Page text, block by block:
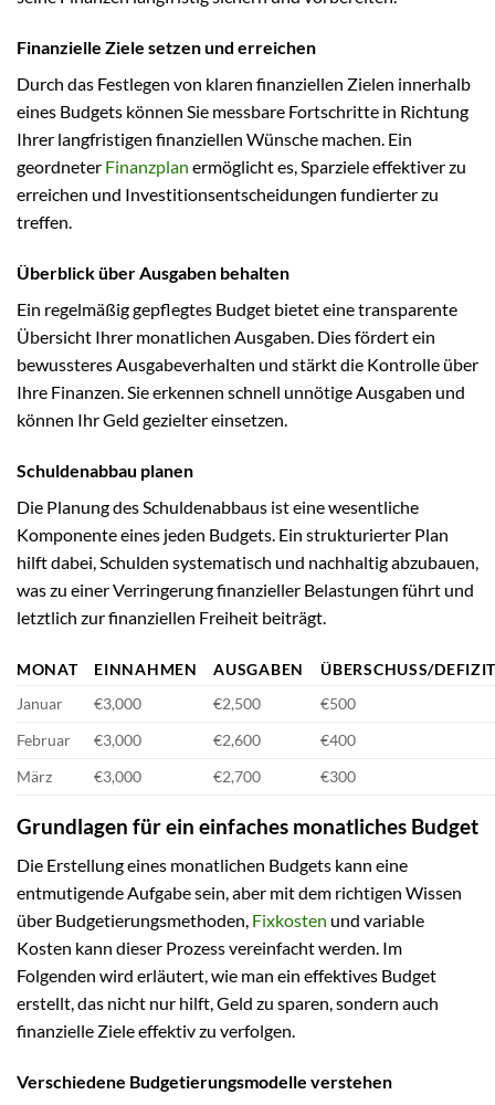
Finanzielle Ziele setzen und erreichen
Durch das Festlegen von klaren finanziellen Zielen innerhalb
eines Budgets können Sie messbare Fortschritte in Richtung
Ihrer langfristigen finanziellen Wünsche machen. Ein
geordneter Finanzplan ermöglicht es, Sparziele effektiver zu
erreichen und Investitionsentscheidungen fundierter zu
treffen.
Überblick über Ausgaben behalten
Ein regelmäßig gepflegtes Budget bietet eine transparente
Übersicht Ihrer monatlichen Ausgaben. Dies fördert ein
bewussteres Ausgabeverhalten und stärkt die Kontrolle über
Ihre Finanzen. Sie erkennen schnell unnötige Ausgaben und
können Ihr Geld gezielter einsetzen.
Schuldenabbau planen
Die Planung des Schuldenabbaus ist eine wesentliche
Komponente eines jeden Budgets. Ein strukturierter Plan
hilft dabei, Schulden systematisch und nachhaltig abzubauen,
was zu einer Verringerung finanzieller Belastungen führt und
letztlich zur finanziellen Freiheit beiträgt.
MONAT EINNAHMEN AUSGABEN
ÜBERSCHUSS/
Januar
€3,000 €2,500
€500
Februar
€3,000 €2,600
€400
März
€3,000 €2,700 €300
Grundlagen für ein einfaches monatliches Budget
Die Erstellung eines monatlichen Budgets kann eine
entmutigende Aufgabe sein, aber mit dem richtigen Wissen
über Budgetierungsmethoden, Fixkosten und variable
Kosten kann dieser Prozess vereinfacht werden. Im
Folgenden wird erläutert, wie man ein effektives Budget
erstellt, das nicht nur hilft, Geld zu sparen, sondern auch
finanzielle Ziele effektiv zu verfolgen.
Verschiedene Budgetierungsmodelle verstehen